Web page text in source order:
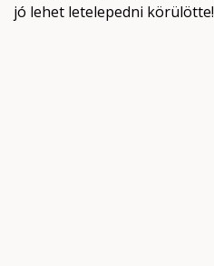
jó lehet letelepedni körülötte!